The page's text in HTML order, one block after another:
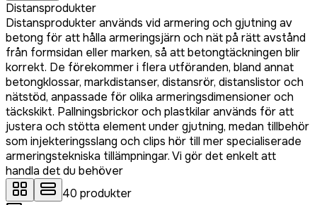
Distansprodukter
Distansprodukter används vid armering och gjutning av
betong för att hålla armeringsjärn och nät på rätt avstånd
från formsidan eller marken, så att betongtäckningen blir
korrekt. De förekommer i flera utföranden, bland annat
betongklossar, markdistanser, distansrör, distanslistor och
nätstöd, anpassade för olika armeringsdimensioner och
täckskikt. Pallningsbrickor och plastkilar används för att
justera och stötta element under gjutning, medan tillbehör
som injekteringsslang och clips hör till mer specialiserade
armeringstekniska tillämpningar. Vi gör det enkelt att
handla det du behöver
40 produkter